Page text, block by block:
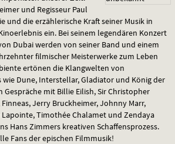
und Regisseur Paul
und die erzählerische Kraft seiner Musik in
ein. Bei seinem legendären Konzert
Dubai werden von seiner Band und einem
filmischer Meisterwerke zum Leben
ertönen die Klangwelten von
Dune, Interstellar, Gladiator und König der
Gespräche mit Billie Eilish, Sir Christopher
Jerry Bruckheimer, Johnny Marr,
Timothée Chalamet und Zendaya
Hans Zimmers kreativen Schaffensprozess.
Fans der epischen Filmmusik!